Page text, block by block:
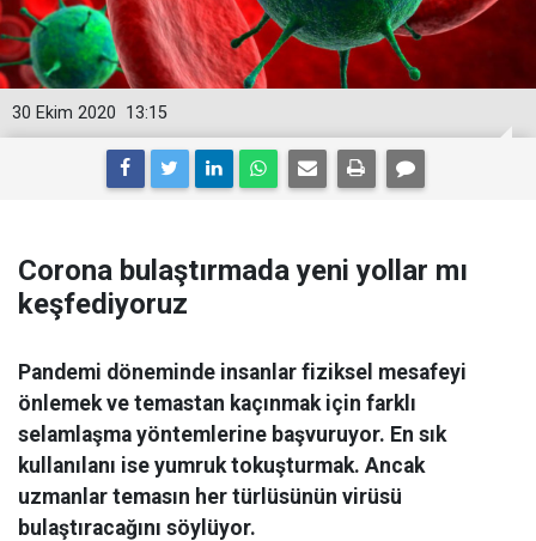
13:15
30 Ekim 2020
Corona bulaştırmada yeni yollar mı
keşfediyoruz
Pandemi döneminde insanlar fiziksel mesafeyi
önlemek ve temastan kaçınmak için farklı
selamlaşma yöntemlerine başvuruyor. En sık
kullanılanı ise yumruk tokuşturmak. Ancak
uzmanlar temasın her türlüsünün virüsü
bulaştıracağını söylüyor.